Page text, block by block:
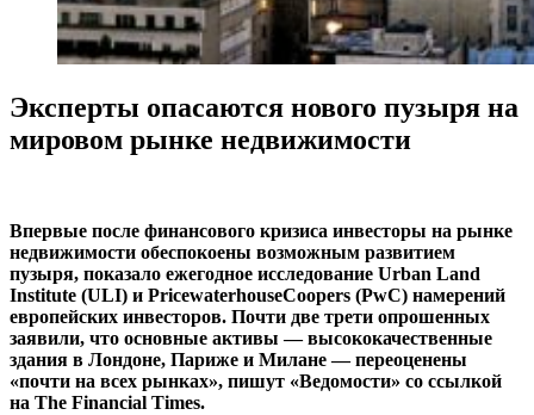
Эксперты опасаются нового пузыря на
мировом рынке недвижимости
Впервые после финансового кризиса инвесторы на рынке
недвижимости обеспокоены возможным развитием
пузыря, показало ежегодное исследование Urban Land
Institute (ULI) и PricewaterhouseCoopers (PwC) намерений
европейских инвесторов. Почти две трети опрошенных
заявили, что основные активы — высококачественные
здания в Лондоне, Париже и Милане — переоценены
«почти на всех рынках», пишут «Ведомости» со ссылкой
на The Financial Times.